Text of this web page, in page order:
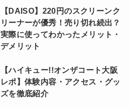
【DAISO】220円のスクリーンク
リーナーが優秀！売り切れ続出？
実際に使ってわかったメリット・
デメリット
【ハイキュー!!オンザコート大阪
レポ】体験内容・アクセス・グッ
ズを徹底紹介